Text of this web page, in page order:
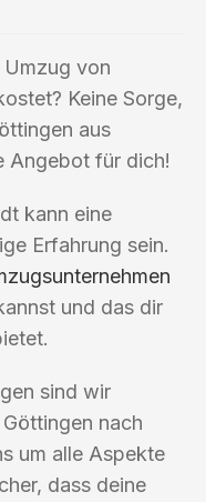
von
Keine Sorge,
aus
Angebot für dich!
kann eine
Erfahrung sein.
und das dir
sind wir
nach
um alle Aspekte
dass deine